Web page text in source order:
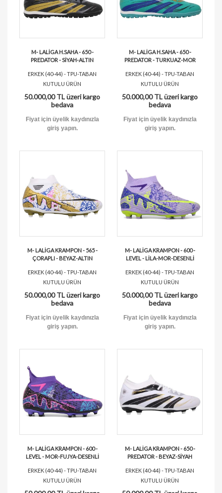
M- LALİGA H.SAHA - 650 -
PREDATOR - SİYAH-ALTIN
ERKEK (40-44) - TPU-TABAN
KUTULU ÜRÜN
50.000,00 TL üzeri kargo
bedava
Fiyat için üyelik kaydınızla
giriş yapın.
M- LALİGA H.SAHA - 650 -
PREDATOR - TURKUAZ-MOR
ERKEK (40-44) - TPU-TABAN
KUTULU ÜRÜN
50.000,00 TL üzeri kargo
bedava
Fiyat için üyelik kaydınızla
giriş yapın.
M- LALİGA KRAMPON - 565 -
ÇORAPLI - BEYAZ-ALTIN
ERKEK (40-44) - TPU-TABAN
KUTULU ÜRÜN
50.000,00 TL üzeri kargo
bedava
Fiyat için üyelik kaydınızla
giriş yapın.
M- LALİGA KRAMPON - 600 -
LEVEL - LİLA-MOR-DESENLİ
ERKEK (40-44) - TPU-TABAN
KUTULU ÜRÜN
50.000,00 TL üzeri kargo
bedava
Fiyat için üyelik kaydınızla
giriş yapın.
M- LALİGA KRAMPON - 600 -
LEVEL - MOR-FUJYA-DESENLİ
ERKEK (40-44) - TPU-TABAN
KUTULU ÜRÜN
M- LALİGA KRAMPON - 650 -
PREDATOR - BEYAZ-SİYAH
ERKEK (40-44) - TPU-TABAN
KUTULU ÜRÜN